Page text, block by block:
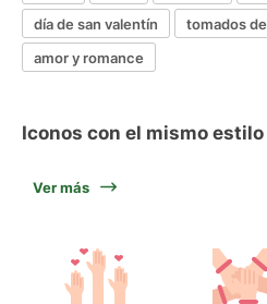
día de san valentín
tomados
amor y romance
Iconos con el mismo
Ver más